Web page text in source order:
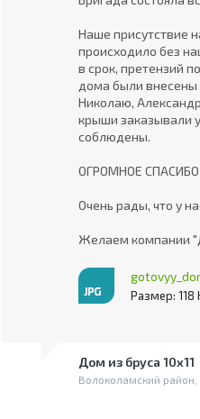
Наше присутствие
происходило без
в срок, претензий
дома были внесены
Николаю,
крыши заказывали
соблюдены.
ОГРОМНОЕ
Очень рады, что у
Желаем компании
Размер: 118
Дом из бруса 10х11
Волоколамский